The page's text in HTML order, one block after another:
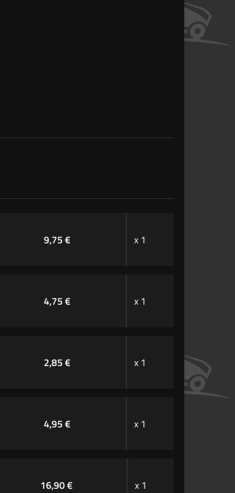
9,75 € x 1
4,75 € x 1
2,85 € x 1
4,95 € x 1
16,90 € x 1